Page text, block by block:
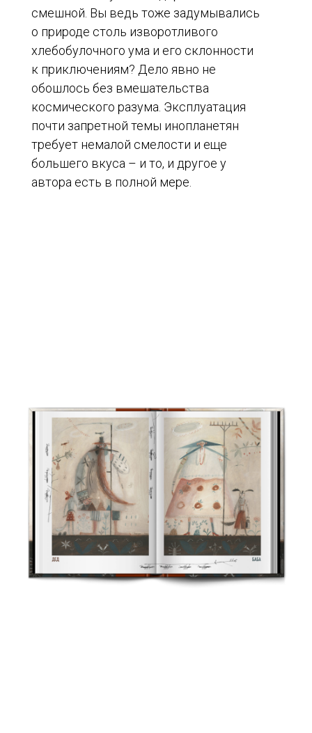
смешной. Вы ведь тоже задумывались
о природе столь изворотливого
хлебобулочного ума и его склонности
к приключениям? Дело явно не
обошлось без вмешательства
космического разума. Эксплуатация
почти запретной темы инопланетян
требует немалой смелости и еще
большего вкуса – и то, и другое у
автора есть в полной мере.